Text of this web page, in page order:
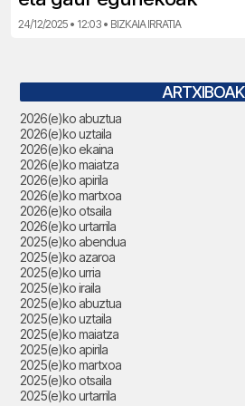
24/12/2025 • 12:03 • BIZKAIA IRRATIA
ARTXIBOAK
2026(e)ko abuztua
2026(e)ko uztaila
2026(e)ko ekaina
2026(e)ko maiatza
2026(e)ko apirila
2026(e)ko martxoa
2026(e)ko otsaila
2026(e)ko urtarrila
2025(e)ko abendua
2025(e)ko azaroa
2025(e)ko urria
2025(e)ko iraila
2025(e)ko abuztua
2025(e)ko uztaila
2025(e)ko maiatza
2025(e)ko apirila
2025(e)ko martxoa
2025(e)ko otsaila
2025(e)ko urtarrila